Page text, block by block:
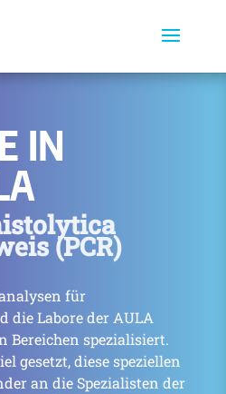
IN
(PCR)
für
die Labore der AULA
Bereichen spezialisiert.
gesetzt, diese speziellen
an die Spezialisten der